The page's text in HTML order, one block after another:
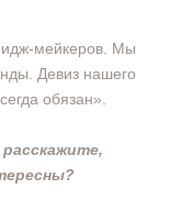
мейкеров. Мы
Девиз нашего
обязан».